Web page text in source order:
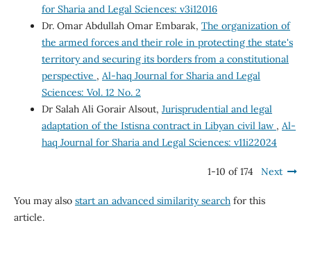
for Sharia and Legal Sciences: v3i12016
Dr. Omar Abdullah Omar Embarak, The organization of
the armed forces and their role in protecting the state's
territory and securing its borders from a constitutional
perspective , Al-haq Journal for Sharia and Legal
Sciences: Vol. 12 No. 2
Dr Salah Ali Gorair Alsout, Jurisprudential and legal
adaptation of the Istisna contract in Libyan civil law , Al-
haq Journal for Sharia and Legal Sciences: v11i22024
1-10 of 174 Next
You may also start an advanced similarity searchfor this
article.